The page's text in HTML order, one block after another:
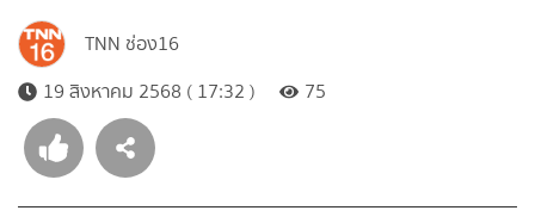
TNN ช่อง16
19 สิงหาคม 2568 ( 17:32 )
75